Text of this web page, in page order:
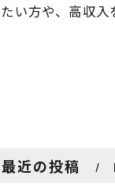
い方や、高収入
最近の投稿